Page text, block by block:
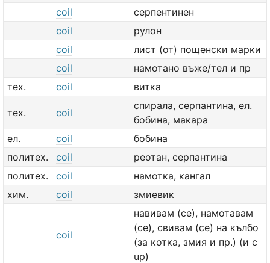
coil
серпентинен
coil
рулон
coil
лист (от) пощенски марки
coil
намотано въже/тел и пр
тех.
coil витка
тех. coil
спирала, серпантина, ел.
бобина, макара
ел.
coil
бобина
политех.
coil
реотан, серпантина
политех.
coil
намотка, кангал
хим.
coil змиевик
coil
навивам (се), намотавам
(се), свивам (се) на кълбо
(за котка, змия и пр.) (и с
up)